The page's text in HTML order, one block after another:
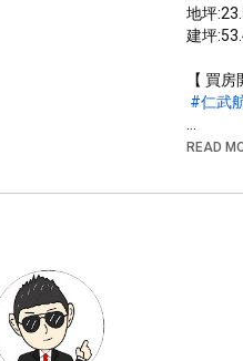
地坪
建坪
【 買
#仁武
➡️基本資
｜建築
READ